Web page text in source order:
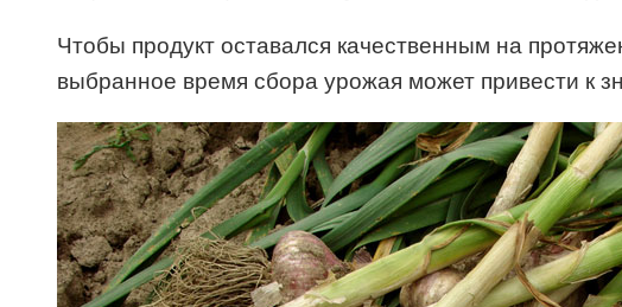
Чтобы продукт оставался качественным на
выбранное время сбора урожая может привести к